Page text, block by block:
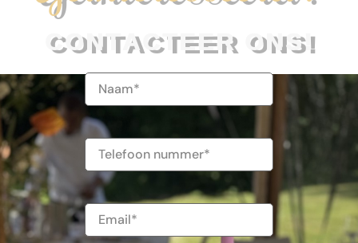
CONTACTEER ONS!
Naam(Vereist)
Telefoonnummer
E-
mailadres